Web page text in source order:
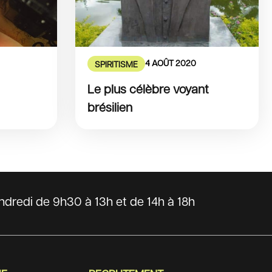
SPIRITISME 4 AOÛT 2020
Le plus célèbre voyant
brésilien
de 9h30 à 13h et de 14h à 18h